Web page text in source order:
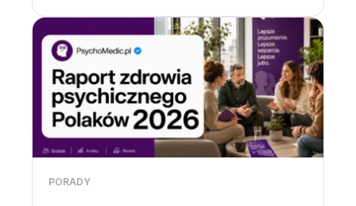
PORADY